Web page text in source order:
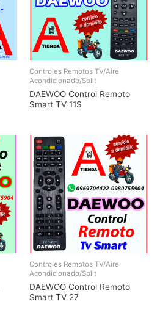
Controles Remotos TV/Aire
Acondicionado/Split
DAEWOO Control Remoto
Smart TV 11S
Controles Remotos TV/Aire
Acondicionado/Split
DAEWOO Control Remoto
Smart TV 27